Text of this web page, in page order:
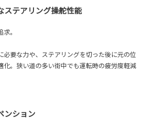
ステアリング操舵性能
。
必要な力や、ステアリングを切った後に元の位
化。狭い道の多い街中でも運転時の疲労度軽減
ンション